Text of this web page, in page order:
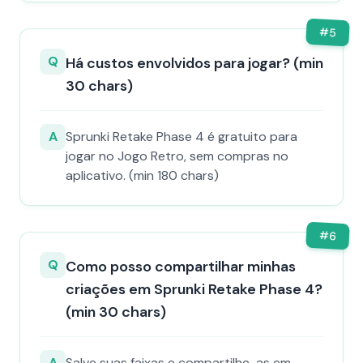
#5
Q Há custos envolvidos para jogar? (min
30 chars)
A Sprunki Retake Phase 4 é gratuito para
jogar no Jogo Retro, sem compras no
aplicativo. (min 180 chars)
#6
Q Como posso compartilhar minhas
criações em Sprunki Retake Phase 4?
(min 30 chars)